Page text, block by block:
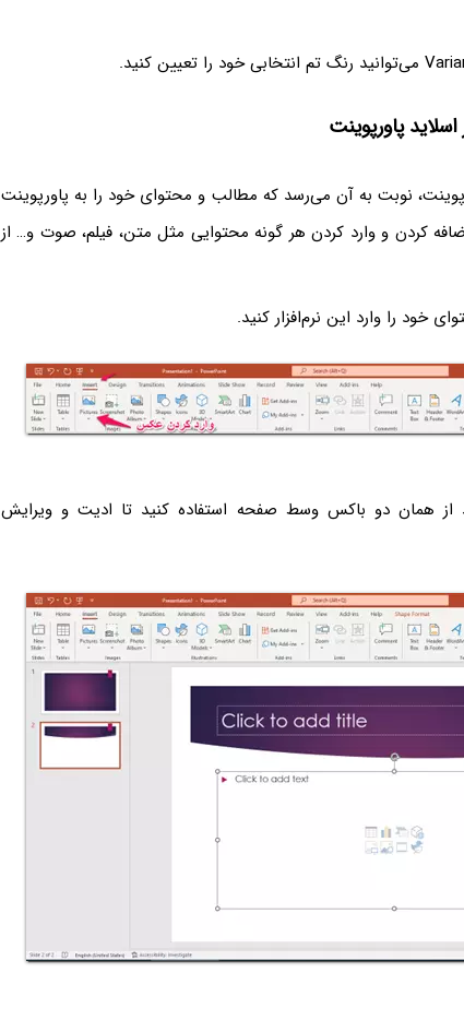
پاورپوینت
نوبت به آن می‌رسد که مطالب و محتوای خود را به پاورپوینت
اضافه کردن و وارد کردن هر گونه محتوایی مثل متن، فیلم، صوت و… از
را وارد این نرم‌افزار کنید.
از همان دو باکس وسط صفحه استفاده کنید تا ادیت و ویرایش